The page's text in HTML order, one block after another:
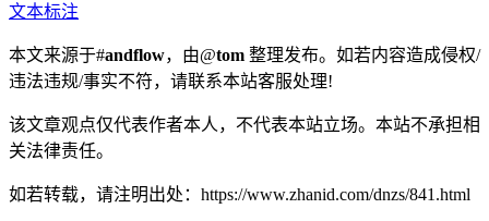
文本标注
本文来源于#andflow，由@tom 整理发布。如若内容造成侵权/
违法违规/事实不符，请联系本站客服处理!
该文章观点仅代表作者本人，不代表本站立场。本站不承担相
关法律责任。
如若转载，请注明出处：https://www.zhanid.com/dnzs/841.html